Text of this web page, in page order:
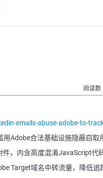
阅读数
emails-abuse-adobe-to-
Adobe合法基础设施隐蔽窃取
，内含高度混淆JavaScript代
Target域名中转流量，降低追